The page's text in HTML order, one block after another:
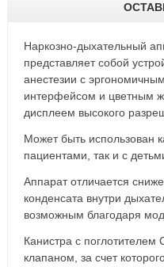
Наркозно-дыхательный
представляет собой
анестезии с
интерфейсом и цветным
дисплеем высокого
Может быть использован
пациентами, так и с
Аппарат отличается
конденсата внутри
возможным благодаря
Канистра с
клапаном, за счет